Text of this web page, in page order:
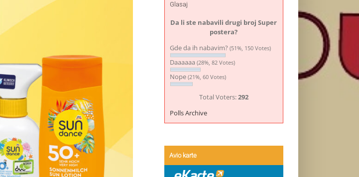
Glasaj
Da li ste nabavili drugi broj Super
postera?
Gde da ih nabavim? (51%, 150 Votes)
Daaaaaa (28%, 82 Votes)
Nope (21%, 60 Votes)
Total Voters:292
Polls Archive
Avio karte